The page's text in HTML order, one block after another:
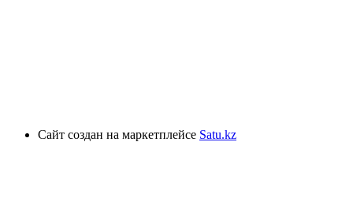
Сайт создан на маркетплейсе Satu.kz